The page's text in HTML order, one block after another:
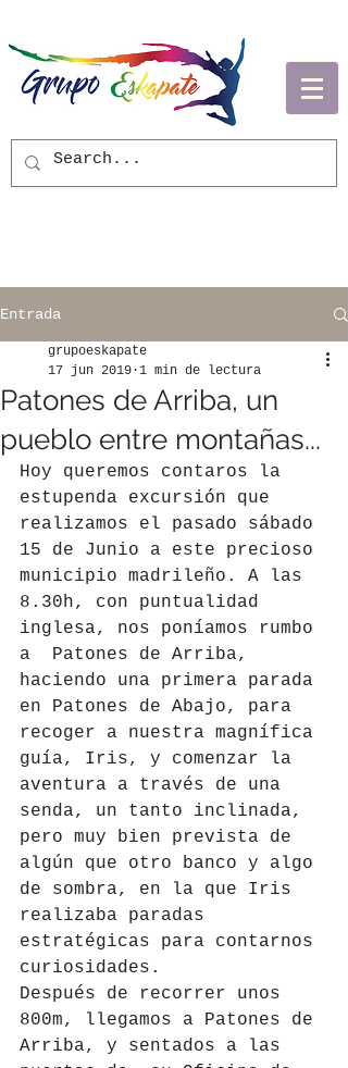
Entrada
Patones de Arriba, un
pueblo entre montañas...
grupoeskapate
17 jun 2019 1 min de lectura
Hoy queremos contaros la
estupenda excursión que
realizamos el pasado sábado
15 de Junio a este precioso
municipio madrileño. A las
8.30h, con puntualidad
inglesa, nos poníamos rumbo
a  Patones de Arriba,
haciendo una primera parada
en Patones de Abajo, para
recoger a nuestra magnífica
guía, Iris, y comenzar la
aventura a través de una
senda, un tanto inclinada,
pero muy bien prevista de
algún que otro banco y algo
de sombra, en la que Iris
realizaba paradas
estratégicas para contarnos
curiosidades.
Después de recorrer unos
800m, llegamos a Patones de
Arriba, y sentados a las